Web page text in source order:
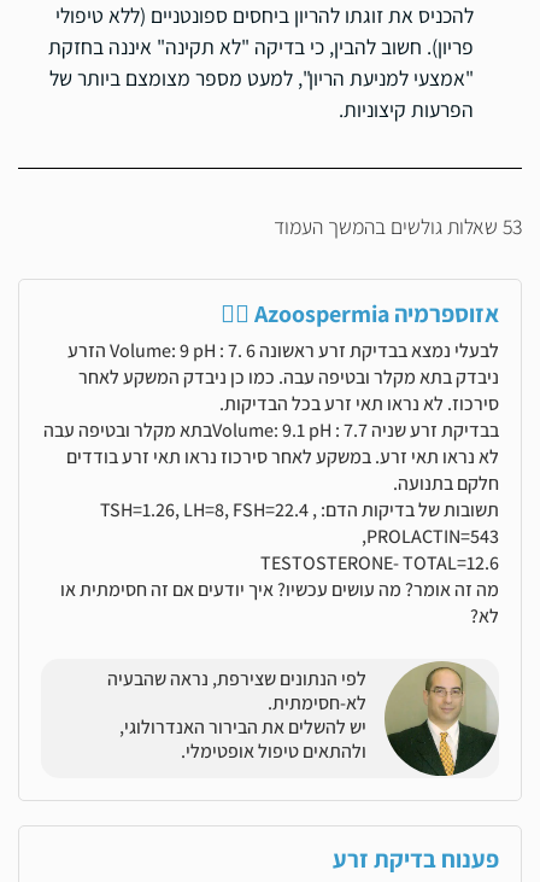
להכניס את זוגתו להריון ביחסים ספונטניים (ללא טיפולי
פריון). חשוב להבין, כי בדיקה "לא תקינה" איננה בחזקת
"אמצעי למניעת הריון", למעט מספר מצומצם ביותר של
הפרעות קיצוניות.
53 שאלות גולשים בהמשך העמוד
אזוספרמיה  Azoospermia
לבעלי נמצא בבדיקת זרע ראשונה Volume: 9 pH : 7. 6 הזרע
ניבדק בתא מקלר ובטיפה עבה. כמו כן ניבדק המשקע לאחר
סירכוז. לא נראו תאי זרע בכל הבדיקות.
בבדיקת זרע שניה Volume: 9.1 pH : 7.7בתא מקלר ובטיפה עבה
לא נראו תאי זרע. במשקע לאחר סירכוז נראו תאי זרע בודדים
חלקם בתנועה.
תשובות של בדיקות הדם: TSH=1.26, LH=8, FSH=22.4 ,
PROLACTIN=543,
TESTOSTERONE- TOTAL=12.6
מה זה אומר? מה עושים עכשיו? איך יודעים אם זה חסימתית או
לא?
לפי הנתונים שצירפת, נראה שהבעיה
לא-חסימתית.
יש להשלים את הבירור האנדרולוגי,
ולהתאים טיפול אופטימלי.
פענוח בדיקת זרע